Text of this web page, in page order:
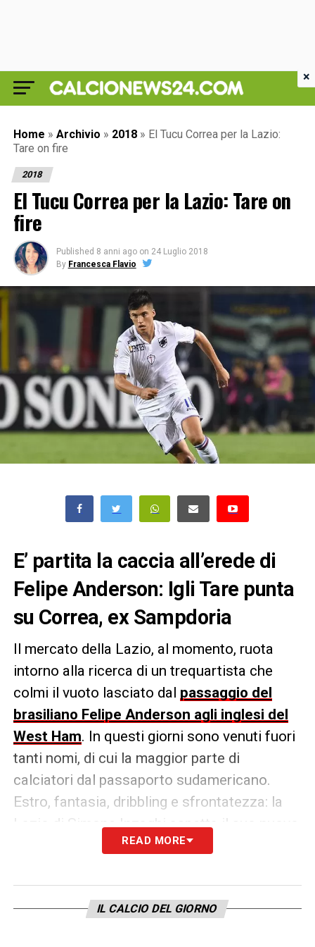
Home » Archivio » 2018 » El Tucu Correa per la Lazio:
Tare on fire
2018
El Tucu Correa per la Lazio: Tare on
fire
Published 8 anni ago on 24 Luglio 2018
By Francesca Flavio
E’ partita la caccia all’erede di
Felipe Anderson: Igli Tare punta
su Correa, ex Sampdoria
Il mercato della Lazio, al momento, ruota
intorno alla ricerca di un trequartista che
colmi il vuoto lasciato dal passaggio del
brasiliano Felipe Anderson agli inglesi del
West Ham. In questi giorni sono venuti fuori
tanti nomi, di cui la maggior parte di
calciatori dal passaporto sudamericano.
Estro, fantasia, dribbling e sfrontatezza: la
Lazio di Simone Inzaghi aspetta il suo nuovo
numero 10. Stando a quanto si legge su
JoaquinCorreaè bella calda.
READ MORE
IL CALCIO DEL GIORNO
×